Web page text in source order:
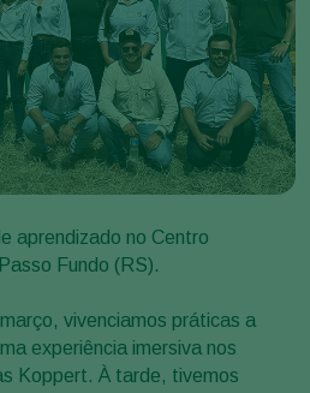
aprendizado no Centro
Fundo (RS).
vivenciamos práticas a
experiência imersiva nos
Koppert. À tarde, tivemos